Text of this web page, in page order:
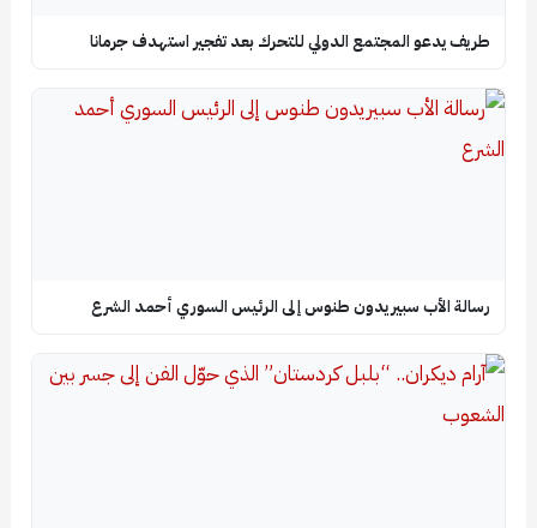
طريف يدعو المجتمع الدولي للتحرك بعد تفجير استهدف جرمانا
رسالة الأب سبيريدون طنوس إلى الرئيس السوري أحمد الشرع